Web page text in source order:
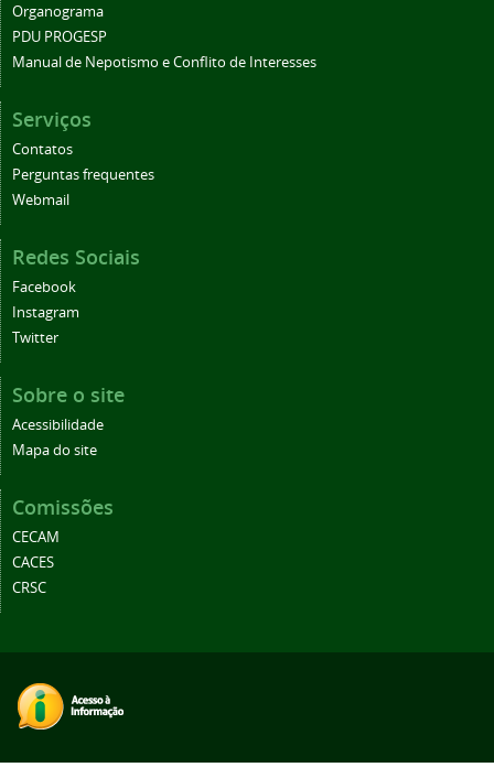
Organograma
PDU PROGESP
Manual de Nepotismo e Conflito de Interesses
Serviços
Contatos
Perguntas frequentes
Webmail
Redes Sociais
Facebook
Instagram
Twitter
Sobre o site
Acessibilidade
Mapa do site
Comissões
CECAM
CACES
CRSC